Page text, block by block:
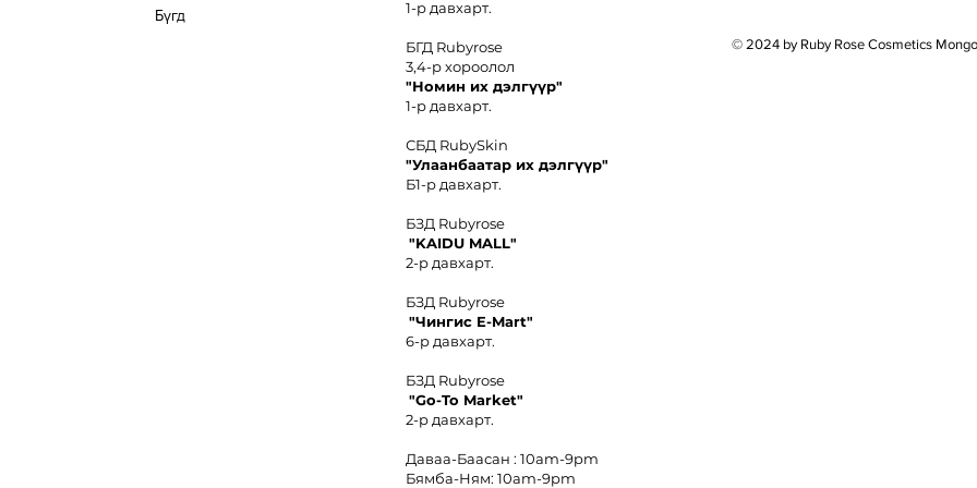
Бүгд 1-р давхарт.
БГД Rubyrose
3,4-р хороолол
"Номин иx дэлгүүр"
1-р давхарт.
СБД RubySkin
"Улаанбаатар их дэлгүүр"
Б1-р давхарт.
БЗД Rubyrose
"KAIDU MALL"
2-р давхарт.
БЗД Rubyrose
"Чингис E-Mart"
6-р давхарт.
БЗД Rubyrose
"Go-To Market"
2-р давхарт.
Даваа-Баасан : 10am-9pm
Бямба-Ням: 10am-9pm
© 2024 by Ruby Rose Cosmetics